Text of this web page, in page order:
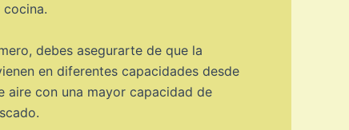
debes asegurarte de que la
en diferentes capacidades desde
aire con una mayor capacidad de